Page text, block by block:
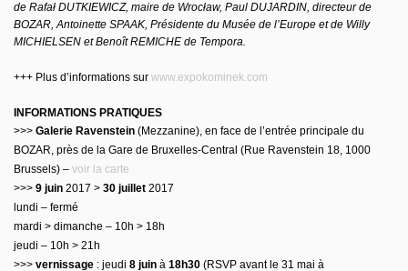
de Rafał DUTKIEWICZ, maire de Wrocław, Paul DUJARDIN, directeur de
BOZAR, Antoinette SPAAK, Présidente du Musée de l’Europe et de Willy
MICHIELSEN et Benoît REMICHE de Tempora.
+++ Plus d’informations sur www.expokominek.com
INFORMATIONS PRATIQUES
>>> Galerie Ravenstein (Mezzanine), en face de l’entrée principale du
BOZAR, près de la Gare de Bruxelles-Central (Rue Ravenstein 18, 1000
Brussels) – voir la carte
>>> 9 juin 2017 > 30 juillet 2017
lundi – fermé
mardi > dimanche – 10h > 18h
jeudi – 10h > 21h
>>> vernissage : jeudi 8 juin à 18h30 (RSVP avant le 31 mai à